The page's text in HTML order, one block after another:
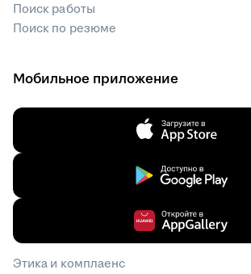
Поиск работы
Поиск по резюме
Мобильное приложение
Этика и комплаенс